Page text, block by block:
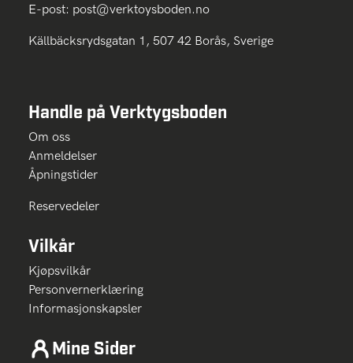
E-post: post@verktoysboden.no
Källbäcksrydsgatan 1, 507 42 Borås, Sverige
Handle på Verktygsboden
Om oss
Anmeldelser
Åpningstider
Reservedeler
Vilkår
Kjøpsvilkår
Personvernerklæring
Informasjonskapsler
Mine Sider